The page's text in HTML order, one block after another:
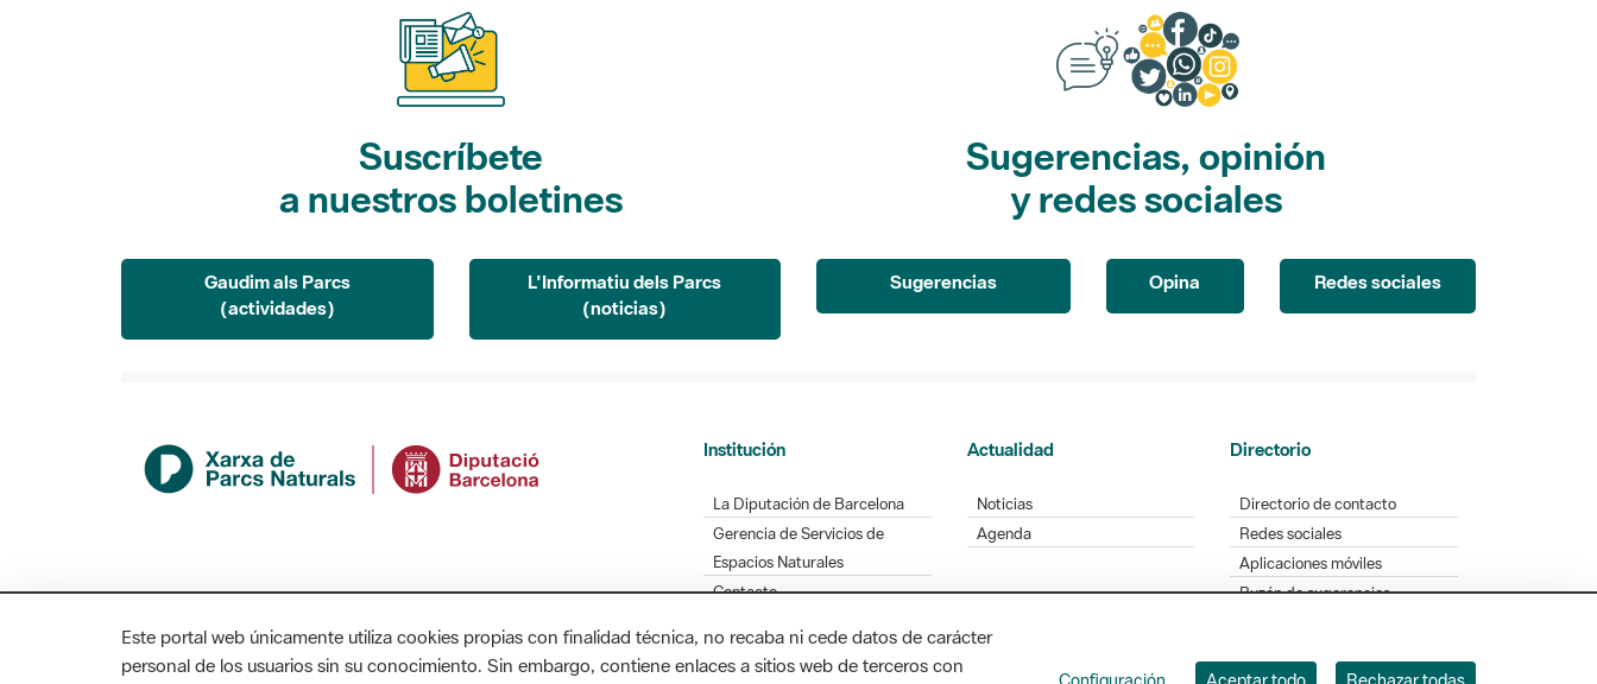
Suscríbete
a nuestros boletines
Gaudim als Parcs
(actividades)
L'Informatiu dels Parcs
(noticias)
Sugerencias, opinión
y redes sociales
Sugerencias Opina Redes sociales
Institución
La Diputación de Barcelona
Gerencia de Servicios de
Espacios Naturales
Contacto
Actualidad
Noticias
Agenda
Directorio
Directorio de contacto
Redes sociales
Aplicaciones móviles
Buzón de sugerencias
Este portal web únicamente utiliza cookies propias con finalidad técnica, no recaba ni cede datos de carácter
personal de los usuarios sin su conocimiento. Sin embargo, contiene enlaces a sitios web de terceros con
Configuración Aceptar todo Rechazar todas